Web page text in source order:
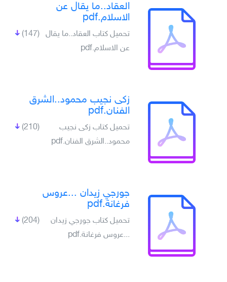
العقاد..ما يقال عن
الاسلام.pdf
(147)
تحميل كتاب العقاد..ما يقال
عن الاسلام.pdf
زكى نجيب محمود..الشرق
الفنان.pdf
(210)
تحميل كتاب زكى نجيب
محمود..الشرق الفنان.pdf
جورجي زيدان ...عروس
فرغانة.pdf
(204)
تحميل كتاب جورجي زيدان
...عروس فرغانة.pdf